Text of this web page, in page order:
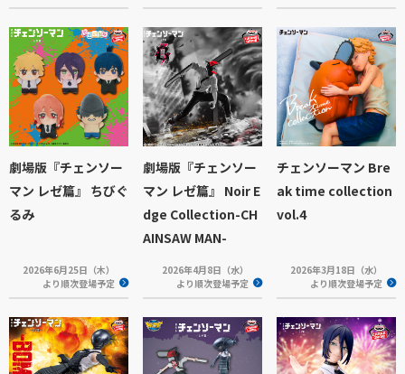
劇場版『チェンソー
マン レゼ篇』 ちびぐ
るみ
2026年6月25日（木）
より順次登場予定
劇場版『チェンソー
マン レゼ篇』 Noir E
dge Collection-CH
AINSAW MAN-
2026年4月8日（水）
より順次登場予定
チェンソーマン Bre
ak time collection
vol.4
2026年3月18日（水）
より順次登場予定